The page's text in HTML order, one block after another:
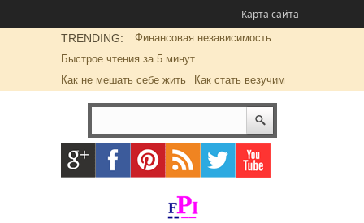
Карта сайта
TRENDING:
Финансовая независимость
Быстрое чтения за 5 минут
Как не мешать себе жить
Как стать везучим